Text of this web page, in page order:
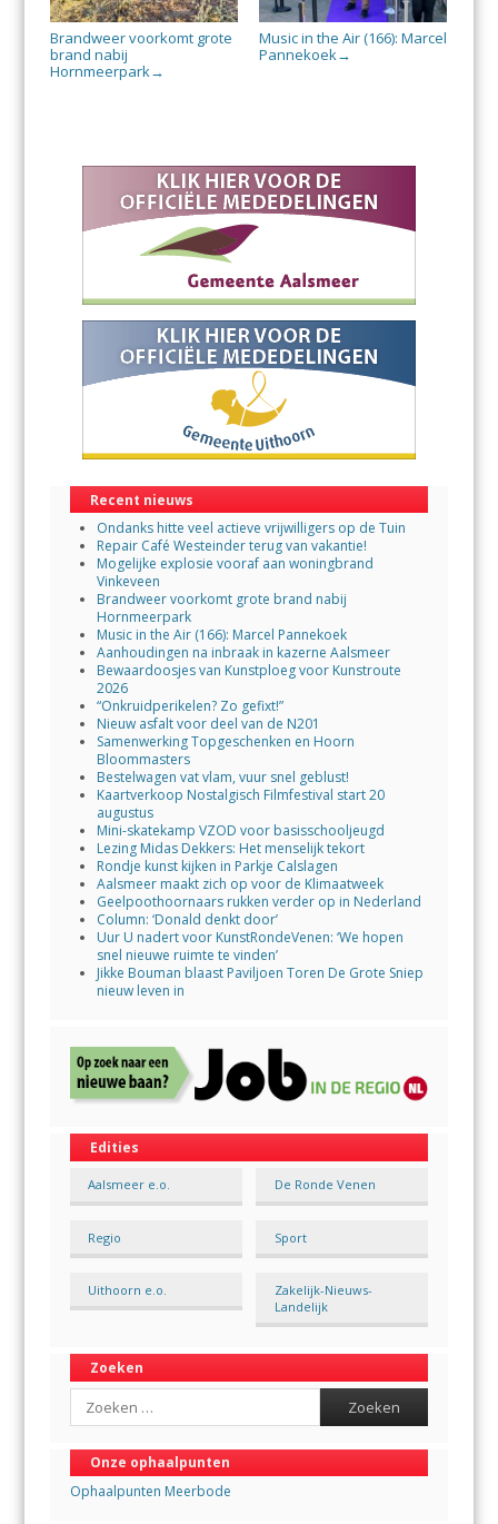
Brandweer voorkomt grote
brand nabij
Hornmeerpark→
Music in the Air (166): Marcel
Pannekoek→
Recent nieuws
Ondanks hitte veel actieve vrijwilligers op de Tuin
Repair Café Westeinder terug van vakantie!
Mogelijke explosie vooraf aan woningbrand
Vinkeveen
Brandweer voorkomt grote brand nabij
Hornmeerpark
Music in the Air (166): Marcel Pannekoek
Aanhoudingen na inbraak in kazerne Aalsmeer
Bewaardoosjes van Kunstploeg voor Kunstroute
2026
“Onkruidperikelen? Zo gefixt!”
Nieuw asfalt voor deel van de N201
Samenwerking Topgeschenken en Hoorn
Bloommasters
Bestelwagen vat vlam, vuur snel geblust!
Kaartverkoop Nostalgisch Filmfestival start 20
augustus
Mini-skatekamp VZOD voor basisschooljeugd
Lezing Midas Dekkers: Het menselijk tekort
Rondje kunst kijken in Parkje Calslagen
Aalsmeer maakt zich op voor de Klimaatweek
Geelpoothoornaars rukken verder op in Nederland
Column: ‘Donald denkt door’
Uur U nadert voor KunstRondeVenen: ‘We hopen
snel nieuwe ruimte te vinden’
Jikke Bouman blaast Paviljoen Toren De Grote Sniep
nieuw leven in
Edities
Aalsmeer e.o. De Ronde Venen
Regio Sport
Uithoorn e.o.
Zakelijk-Nieuws-
Landelijk
Zoeken
Search
Onze ophaalpunten
Ophaalpunten Meerbode